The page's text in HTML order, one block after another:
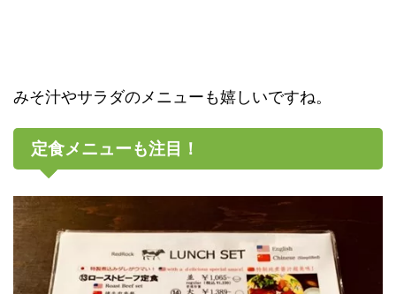
みそ汁やサラダのメニューも嬉しいですね。
定食メニューも注目！